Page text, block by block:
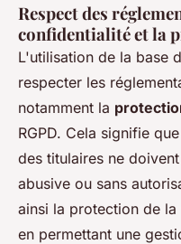
Respect des
confidentialité et la
L'utilisation de la base
respecter les
notamment la
RGPD. Cela signifie
des titulaires ne
abusive ou sans
ainsi la protection de
en permettant une